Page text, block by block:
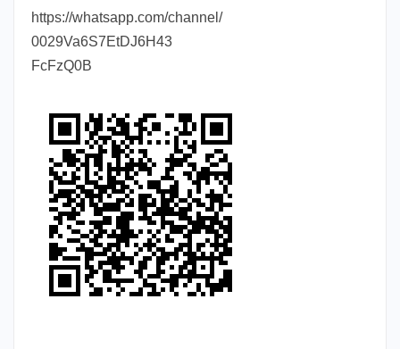
https://whatsapp.com/channel/
0029Va6S7EtDJ6H43
FcFzQ0B